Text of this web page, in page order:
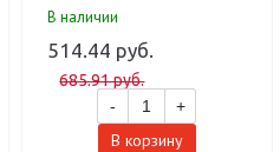
В наличии
514.44 руб.
685.91 руб.
-
+
В корзину